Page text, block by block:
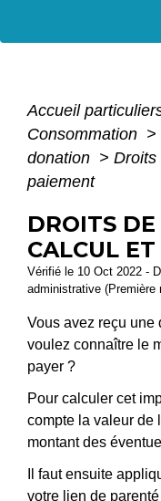
Accueil
Consommation >
donation > Droits
paiement
DROITS
CALCUL
Vérifié le 10 Oct 2022 -
administrative (Première
Vous avez reçu une
voulez connaître le
payer ?
Pour calculer cet
compte la valeur de
montant des
Il faut ensuite
votre lien de